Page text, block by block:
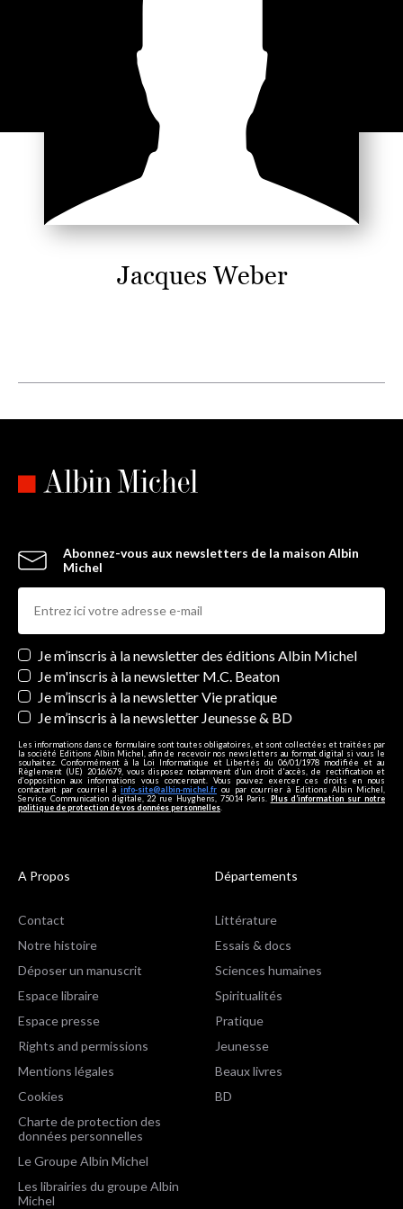
Jacques Weber
Abonnez-vous aux newsletters de la maison Albin
Michel
Newsletters
Je m’inscris à la newsletter des éditions Albin Michel
Je m'inscris à la newsletter M.C. Beaton
Je m’inscris à la newsletter Vie pratique
Je m’inscris à la newsletter Jeunesse & BD
Les informations dans ce formulaire sont toutes obligatoires, et sont collectées et traitées par
la société Editions Albin Michel, afin de recevoir nos newsletters au format digital si vous le
souhaitez. Conformément à la Loi Informatique et Libertés du 06/01/1978 modifiée et au
Règlement (UE) 2016/679, vous disposez notamment d'un droit d'accès, de rectification et
d’opposition aux informations vous concernant. Vous pouvez exercer ces droits en nous
contactant par courriel à info-site@albin-michel.fr ou par courrier à Editions Albin Michel,
Service Communication digitale, 22 rue Huyghens, 75014 Paris. Plus d’information sur notre
politique de protection de vos données personnelles
A Propos
Contact
Notre histoire
Déposer un manuscrit
Espace libraire
Espace presse
Rights and permissions
Mentions légales
Cookies
Charte de protection des
données personnelles
Le Groupe Albin Michel
Les librairies du groupe Albin
Michel
Départements
Littérature
Essais & docs
Sciences humaines
Spiritualités
Pratique
Jeunesse
Beaux livres
BD